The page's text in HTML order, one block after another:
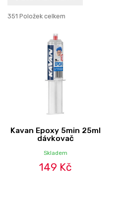
351 Položek celkem
Kavan Epoxy 5min 25ml
dávkovač
Skladem
149 Kč